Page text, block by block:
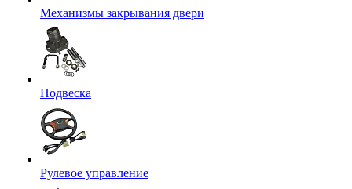
Механизмы закрывания двери
Подвеска
Рулевое управление